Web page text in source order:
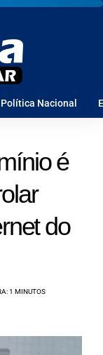
Política Nacional
é
do
1 MINUTOS